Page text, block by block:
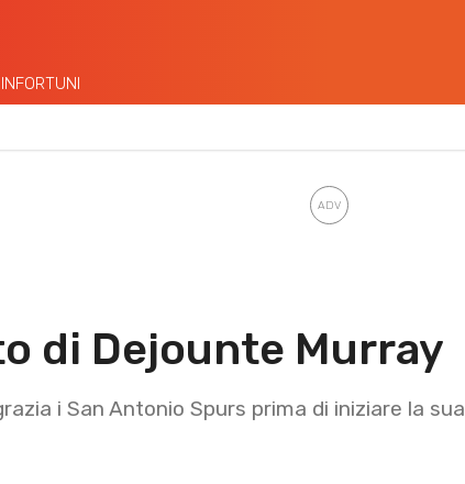
INFORTUNI
di Dejounte Murray
i San Antonio Spurs prima di iniziare la sua